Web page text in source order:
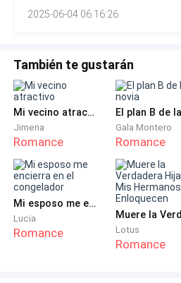
risa amarga brotó de mis labios.
2025-06-04 06:16:26
También te gustarán
Mi vecino atractivo
Jimena
Romance
Gala Montero
Romance
Mi esposo me encierra en el congelador
Lucia
Romance Lotus
Romance